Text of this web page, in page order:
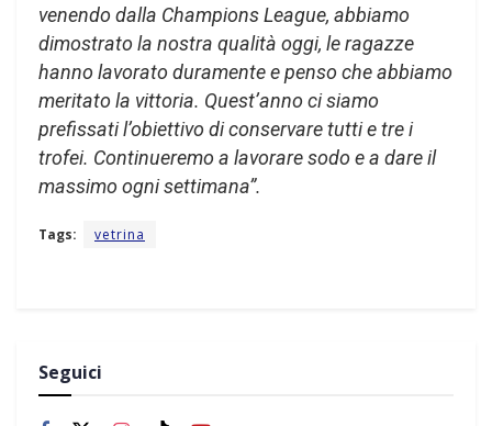
venendo dalla Champions League, abbiamo
dimostrato la nostra qualità oggi, le ragazze
hanno lavorato duramente e penso che abbiamo
meritato la vittoria. Quest’anno ci siamo
prefissati l’obiettivo di conservare tutti e tre i
trofei. Continueremo a lavorare sodo e a dare il
massimo ogni settimana”.
Tags: vetrina
Seguici